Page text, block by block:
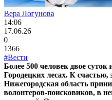
Вера Логунова
14:06
17.06.26
0
1366
#Вести
Более 500 человек двое
Городецких лесах. К
Нижегородская область
волонтеров-поисковиков, в